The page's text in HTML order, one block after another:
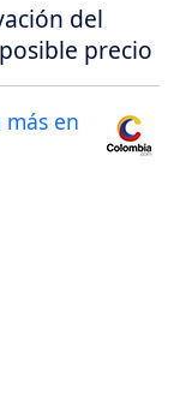
del
precio